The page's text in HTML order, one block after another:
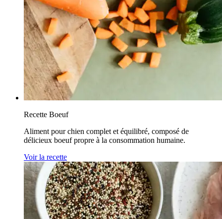
Recette Boeuf
Aliment pour chien complet et équilibré, composé de
délicieux boeuf propre à la consommation humaine.
Voir la recette